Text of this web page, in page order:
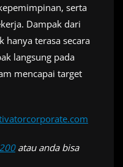
serta
Dampak dari
hanya terasa secara
langsung pada
mencapai target
atau anda bisa